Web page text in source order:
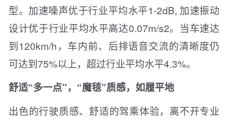
型。加速噪声优于行业平均水平1-2dB, 加速振动
设计优于行业平均水平高达0.07m/s2。当车速达
到120km/h，车内前、后排语音交流的清晰度仍
可达到75%以上，超过行业平均水平4.3%。
舒适“多一点”，“魔毯”质感，如履平地
出色的行驶质感、舒适的驾乘体验，离不开专业